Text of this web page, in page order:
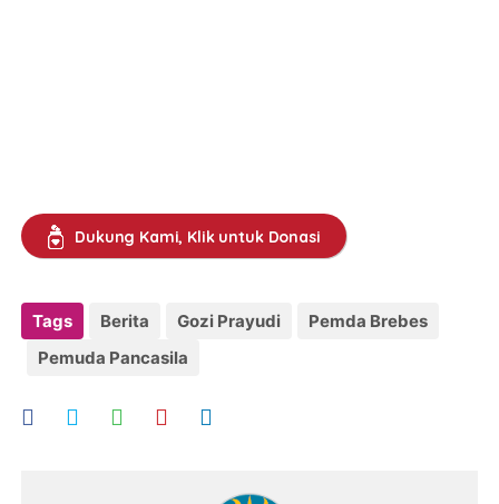
Dukung Kami, Klik untuk Donasi
Tags Berita Gozi Prayudi
Pemda Brebes
Pemuda Pancasila